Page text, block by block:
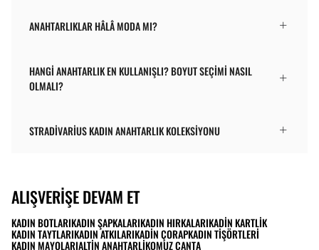
ANAHTARLIKLAR HÂLÂ MODA MI?
HANGI ANAHTARLIK EN KULLANIŞLI? BOYUT SEÇIMI NASIL
OLMALI?
STRADIVARIUS KADIN ANAHTARLIK KOLEKSIYONU
ALIŞVERIŞE DEVAM ET
KADIN BOTLARIKADIN ŞAPKALARIKADIN HIRKALARIKADIN KARTLIK
KADIN TAYTLARIKADIN ATKILARIKADIN ÇORAPKADIN TIŞÖRTLERI
KADIN MAYOLARIALTIN ANAHTARLIKOMUZ ÇANTA